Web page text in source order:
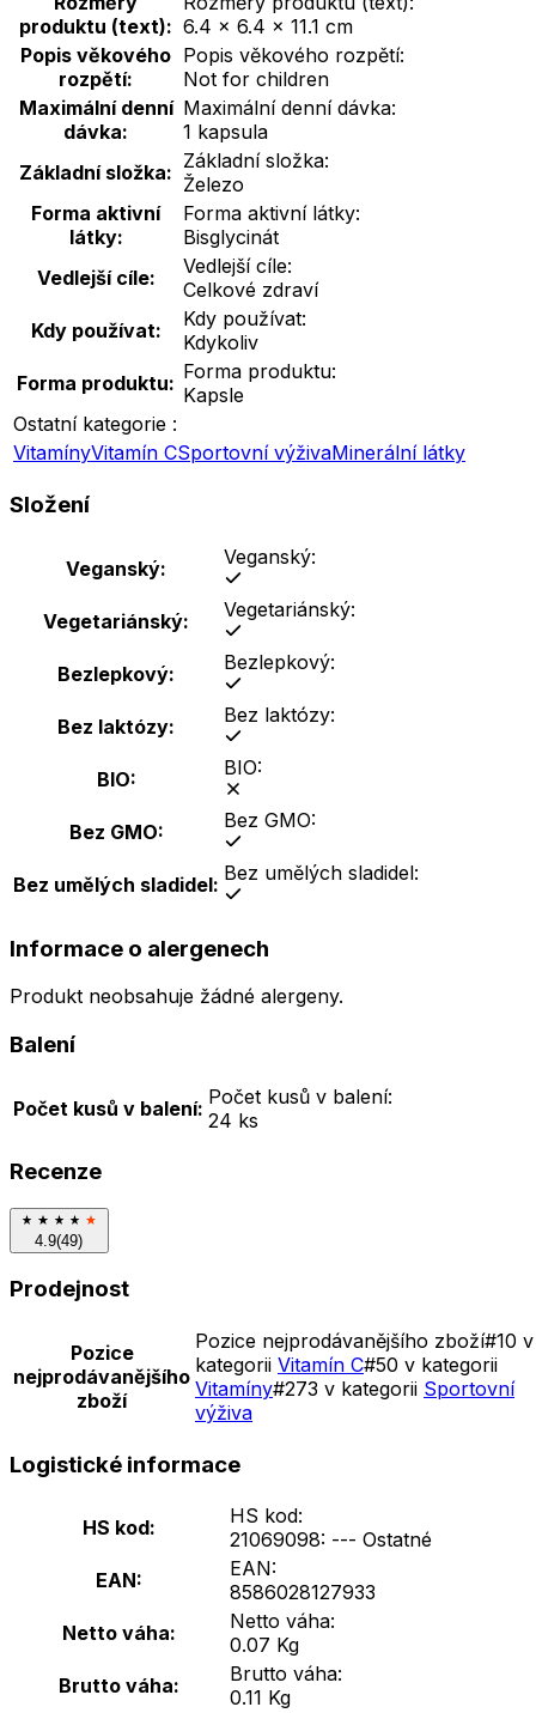
produktu (text): 6.4 × 6.4 × 11.1 cm
Popis věkového
rozpětí:
Popis věkového rozpětí:
Not for children
Maximální denní
dávka:
Maximální denní dávka:
1 kapsula
Základní složka: Základní složka:
Železo
Forma aktivní
látky:
Forma aktivní látky:
Bisglycinát
Vedlejší cíle:
Vedlejší cíle:
Celkové zdraví
Kdy používat:
Kdy používat:
Kdykoliv
Forma produktu: Forma produktu:
Kapsle
Ostatní kategorie :
VitamínyVitamín CSportovní výživaMinerální látky
Složení
Veganský: Veganský:
Vegetariánský: Vegetariánský:
Bezlepkový: Bezlepkový:
Bez laktózy: Bez laktózy:
BIO: BIO:
Bez GMO: Bez GMO:
Bez umělých sladidel: Bez umělých sladidel:
Informace o alergenech
Produkt neobsahuje žádné alergeny.
Balení
Počet kusů v balení: Počet kusů v balení:
24 ks
Recenze
4.9(49)
Prodejnost
Pozice
nejprodávanějšího
zboží
Pozice nejprodávanějšího zboží#10 v
kategorii Vitamín C#50 v kategorii
Vitamíny#273 v kategorii Sportovní
výživa
Logistické informace
HS kod:
HS kod:
21069098: --- Ostatné
EAN:
EAN:
8586028127933
Netto váha:
Netto váha:
0.07 Kg
Brutto váha:
Brutto váha:
0.11 Kg